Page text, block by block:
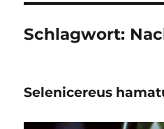
Schlagwort:
Selenicereus